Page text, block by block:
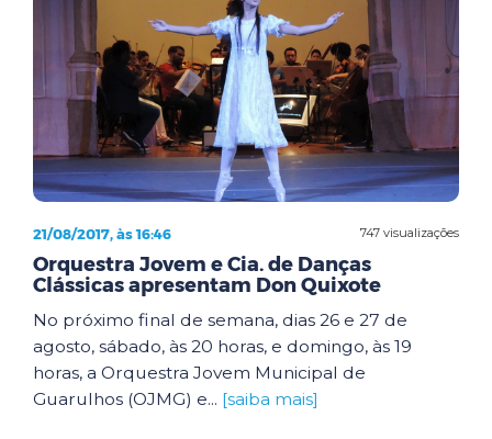
747 visualizações
21/08/2017, às 16:46
Orquestra Jovem e Cia. de Danças
Clássicas apresentam Don Quixote
No próximo final de semana, dias 26 e 27 de
agosto, sábado, às 20 horas, e domingo, às 19
horas, a Orquestra Jovem Municipal de
Guarulhos (OJMG) e... [saiba mais]